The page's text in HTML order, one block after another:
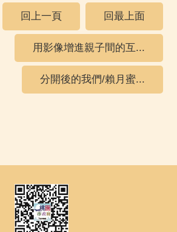
回上一頁
回最上面
用影像增進親子間的互...
分開後的我們/賴月蜜...